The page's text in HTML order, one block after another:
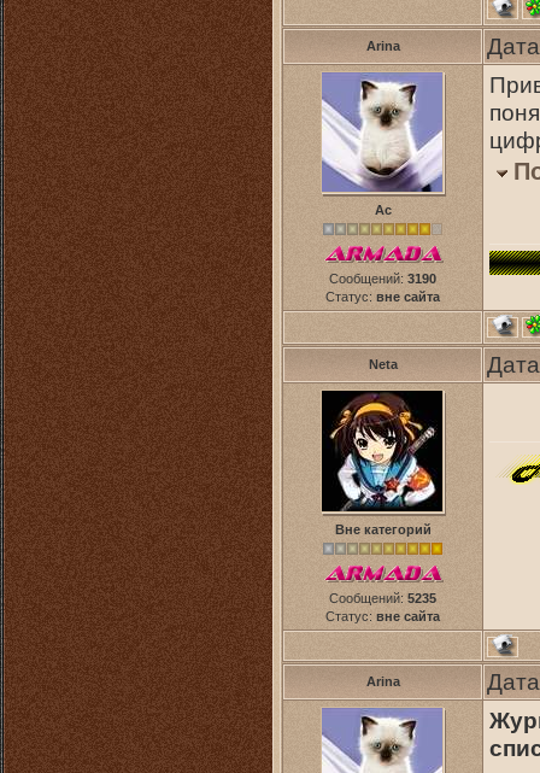
Arina
Ас
Сообщений: 3190
Статус: вне сайта
Neta
Вне категорий
Сообщений: 5235
Статус: вне сайта
Arina